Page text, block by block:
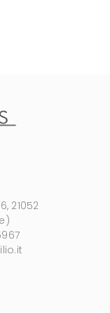
21052